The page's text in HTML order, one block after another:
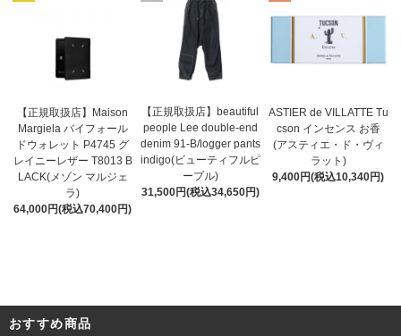
【正規取扱店】Maison
Margiela バイフォール
ドウォレット P4745 グ
レイニーレザー T8013 B
LACK(メゾン マルジェ
ラ)
64,000円(税込70,400円)
【正規取扱店】beautiful
people Lee double-end
denim 91-B/logger pants
indigo(ビューティフルピ
ープル)
31,500円(税込34,650円)
ASTIER de VILLATTE Tu
cson インセンス お香
(アスティエ・ド・ヴィ
ラット)
9,400円(税込10,340円)
おすすめ商品